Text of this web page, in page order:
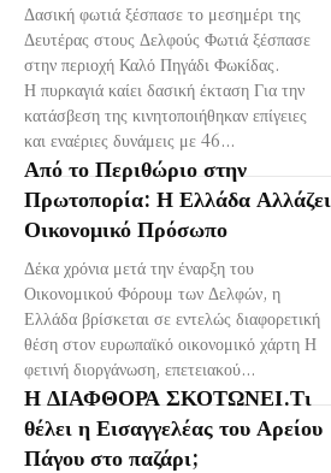
Δασική φωτιά ξέσπασε το μεσημέρι της
Δευτέρας στους Δελφούς Φωτιά ξέσπασε
στην περιοχή Καλό Πηγάδι Φωκίδας.
Η πυρκαγιά καίει δασική έκταση Για την
κατάσβεση της κινητοποιήθηκαν επίγειες
και εναέριες δυνάμεις με 46...
Από το Περιθώριο στην
Πρωτοπορία: Η Ελλάδα Αλλάζει
Οικονομικό Πρόσωπο
Δέκα χρόνια μετά την έναρξη του
Οικονομικού Φόρουμ των Δελφών, η
Ελλάδα βρίσκεται σε εντελώς διαφορετική
θέση στον ευρωπαϊκό οικονομικό χάρτη Η
φετινή διοργάνωση, επετειακού...
Η ΔΙΑΦΘΟΡΑ ΣΚΟΤΩΝΕΙ.Τι
θέλει η Εισαγγελέας του Αρείου
Πάγου στο παζάρι;